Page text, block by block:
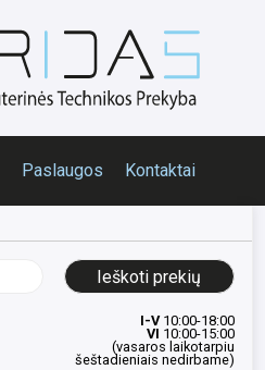
Paslaugos Kontaktai
I-V10:00-18:00
VI 10:00-15:00
(vasaros laikotarpiu
šeštadieniais nedirbame)